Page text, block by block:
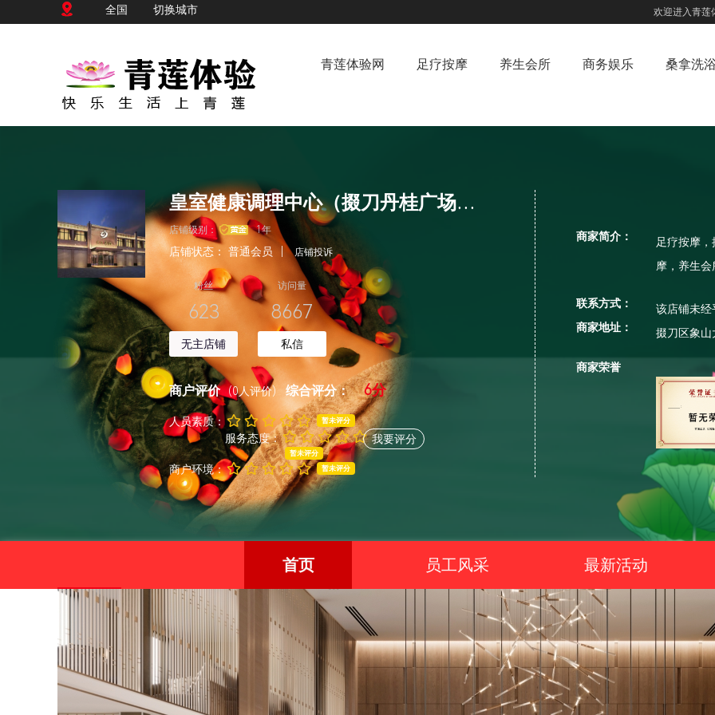
全国 切换城市 欢迎进入青莲
青莲体验网 足疗按摩 养生会所 商务娱乐 桑拿洗
皇室健康调理中心（掇刀丹桂广场店）
店铺级别： 1年
店铺状态： 普通会员 店铺投诉
粉丝
623
无主店铺
访问量
8667
私信
商户评价 (0人评价) 综合评分： 6分
人员素质： 暂未评分
服务态度：
暂未评分
商户环境： 暂未评分
我要评分
商家简介：
足疗按摩
摩，养生
联系方式：
该店铺未经
商家地址：
掇刀区象山
商家荣誉
首页 员工风采 最新活动